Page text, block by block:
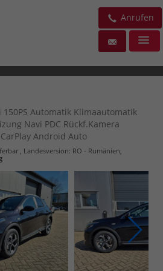
Anrufen
150PS Automatik Klimaautomatik
Navi PDC Rückf.Kamera
Android Auto
, Landesversion: RO - Rumänien,